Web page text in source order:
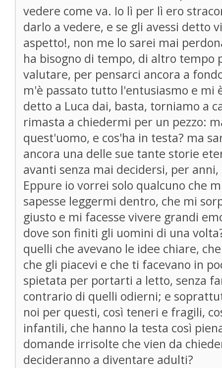
vedere come va. Io lì per lì ero
darlo a vedere, e se gli avessi detto
aspetto!, non me lo sarei mai
ha bisogno di tempo, di altro tempo
valutare, per pensarci ancora a
m'è passato tutto l'entusiasmo e mi
detto a Luca dai, basta, torniamo a
rimasta a chiedermi per un pezzo:
quest'uomo, e cos'ha in testa? ma
ancora una delle sue tante storie
avanti senza mai decidersi, per
Eppure io vorrei solo qualcuno che
sapesse leggermi dentro, che mi
giusto e mi facesse vivere grandi
dove son finiti gli uomini di una
quelli che avevano le idee chiare,
che gli piacevi e che ti facevano in
spietata per portarti a letto, senza
contrario di quelli odierni; e
noi per questi, così teneri e fragili,
infantili, che hanno la testa così
domande irrisolte che vien da
decideranno a diventare adulti?